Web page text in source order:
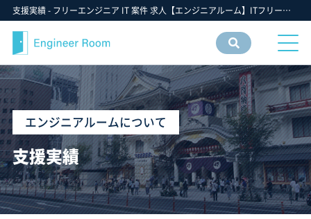
支援実績 - フリーエンジニア IT 案件 求人【エンジニアルーム】ITフリーランス ITエンジニア IT個人事業主 仕事 転職 募集
情報
検索
エンジニアルームについて
支援実績